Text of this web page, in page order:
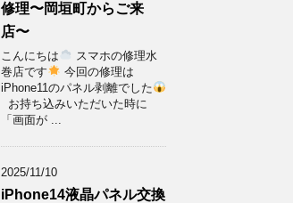
修理〜岡垣町からご来
店〜
こんにちは
スマホの修理水
巻店です
今回の修理は
iPhone11のパネル剥離でした
お持ち込みいただいた時に
「画面が ...
2025/11/10
iPhone14液晶パネル交換